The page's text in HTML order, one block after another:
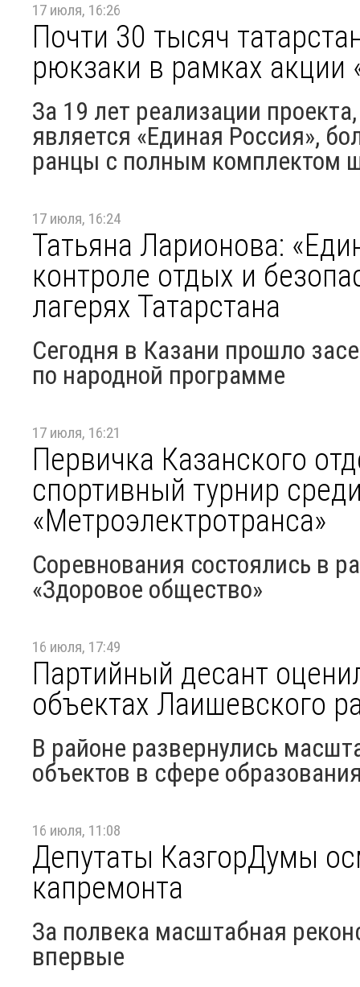
17 июля, 16:26
Почти 30 тысяч
рюкзаки в рамках акции
За 19 лет реализации
является «Единая Россия»,
ранцы с полным комплектом
17 июля, 16:24
Татьяна Ларионова:
контроле отдых и
лагерях Татарстана
Сегодня в Казани прошло
по народной программе
17 июля, 16:21
Первичка Казанского
спортивный турнир
«Метроэлектротранса»
Соревнования состоялись в
«Здоровое общество»
16 июля, 17:49
Партийный десант
объектах Лаишевского
В районе развернулись
объектов в сфере
16 июля, 11:08
Депутаты КазгорДумы
капремонта
За полвека масштабная
впервые